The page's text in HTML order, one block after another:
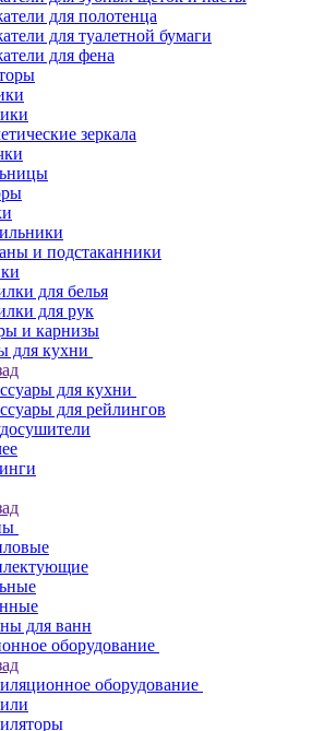
для полотенца
для туалетной бумаги
для фена
зеркала
и подстаканники
для белья
для рук
и карнизы
для кухни
для кухни
для рейлингов
для ванн
оборудование
оборудование